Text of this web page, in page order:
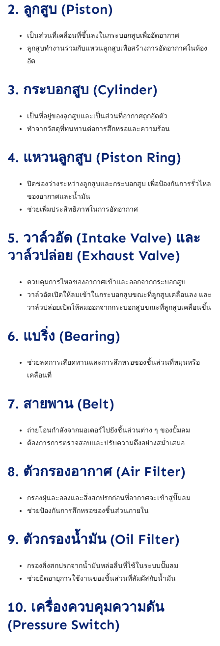
2. ลูกสูบ (Piston)
เป็นส่วนที่เคลื่อนที่ขึ้นลงในกระบอกสูบเพื่ออัดอากาศ
ลูกสูบทำงานร่วมกับแหวนลูกสูบเพื่อสร้างการอัดอากาศในห้อง
อัด
3. กระบอกสูบ (Cylinder)
เป็นที่อยู่ของลูกสูบและเป็นส่วนที่อากาศถูกอัดตัว
ทำจากวัสดุที่ทนทานต่อการสึกหรอและความร้อน
4. แหวนลูกสูบ (Piston Ring)
ปิดช่องว่างระหว่างลูกสูบและกระบอกสูบ เพื่อป้องกันการรั่วไหล
ของอากาศและน้ำมัน
ช่วยเพิ่มประสิทธิภาพในการอัดอากาศ
5. วาล์วอัด (Intake Valve) และ
วาล์วปล่อย (Exhaust Valve)
ควบคุมการไหลของอากาศเข้าและออกจากกระบอกสูบ
วาล์วอัดเปิดให้ลมเข้าในกระบอกสูบขณะที่ลูกสูบเคลื่อนลง และ
วาล์วปล่อยเปิดให้ลมออกจากกระบอกสูบขณะที่ลูกสูบเคลื่อนขึ้น
6. แบริ่ง (Bearing)
ช่วยลดการเสียดทานและการสึกหรอของชิ้นส่วนที่หมุนหรือ
เคลื่อนที่
7. สายพาน (Belt)
ถ่ายโอนกำลังจากมอเตอร์ไปยังชิ้นส่วนต่าง ๆ ของปั๊มลม
ต้องการการตรวจสอบและปรับความตึงอย่างสม่ำเสมอ
8. ตัวกรองอากาศ (Air Filter)
กรองฝุ่นละอองและสิ่งสกปรกก่อนที่อากาศจะเข้าสู่ปั๊มลม
ช่วยป้องกันการสึกหรอของชิ้นส่วนภายใน
9. ตัวกรองน้ำมัน (Oil Filter)
กรองสิ่งสกปรกจากน้ำมันหล่อลื่นที่ใช้ในระบบปั๊มลม
ช่วยยืดอายุการใช้งานของชิ้นส่วนที่สัมผัสกับน้ำมัน
10. เครื่องควบคุมความดัน
(Pressure Switch)